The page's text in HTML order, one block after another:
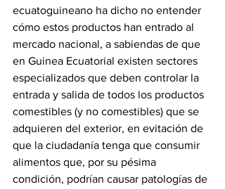
ecuatoguineano ha dicho no entender
cómo estos productos han entrado al
mercado nacional, a sabiendas de que
en Guinea Ecuatorial existen sectores
especializados que deben controlar la
entrada y salida de todos los productos
comestibles (y no comestibles) que se
adquieren del exterior, en evitación de
que la ciudadanía tenga que consumir
alimentos que, por su pésima
condición, podrían causar patologías de